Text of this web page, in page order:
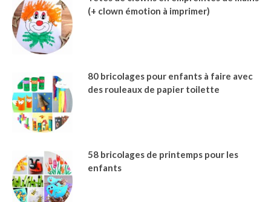
(+ clown émotion à imprimer)
80 bricolages pour enfants à faire avec
des rouleaux de papier toilette
58 bricolages de printemps pour les
enfants